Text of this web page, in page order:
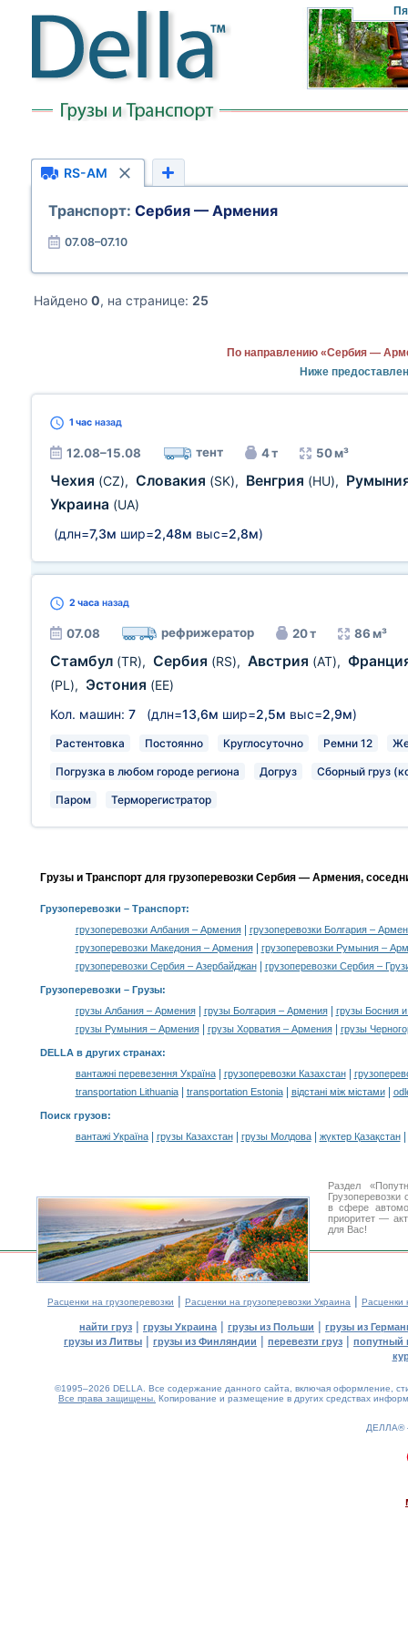
RS-AM
Транспорт: Сербия — Армения
07.08–07.10
Найдено 0, на странице: 25
По направлению «Сербия —
Ниже
1 час назад
12.08–15.08 тент 4 т 50 м³
Чехия (CZ), Словакия (SK), Венгрия (HU),
Украина (UA)
(длн=7,3м шир=2,48м выс=2,8м)
2 часа назад
07.08 рефрижератор 20 т 86 м³
Стамбул (TR), Сербия (RS), Австрия (AT),
(PL), Эстония (EE)
Кол. машин: 7 (длн=13,6м шир=2,5м выс=2,9м)
Растентовка Постоянно Круглосуточно Ремни 12
Погрузка в любом городе региона Догруз Сборный груз
Паром Терморегистратор
Грузы и Транспорт для грузоперевозки Сербия — Армения,
Грузоперевозки – Транспорт:
грузоперевозки Албания – Армения|
грузоперевозки Болгария –
грузоперевозки Македония – Армения|
грузоперевозки Румыния –
грузоперевозки Сербия – Азербайджан| грузоперевозки Сербия –
Грузоперевозки – Грузы:
грузы Албания – Армения| грузы Болгария – Армения|
грузы Босния
грузы Румыния – Армения| грузы Хорватия – Армения| грузы
DELLA в других странах:
вантажні перевезення Україна| грузоперевозки Казахстан|
transportation Lithuania| transportation Estonia| відстані між містами|
Поиск грузов:
вантажі Україна| грузы Казахстан| грузы Молдова| жүктер Қазақстан|
Раздел
в сфере
приоритет —
для Вас!
Расценки на грузоперевозки | Расценки на грузоперевозки Украина | Расценки
найти груз | грузы Украина | грузы из Польши | грузы из
грузы из Литвы | грузы из Финляндии | перевезти груз | попутный
©1995–2026 DELLA. Все содержание данного сайта, включая оформление,
Все права защищены. Копирование и размещение в других средствах